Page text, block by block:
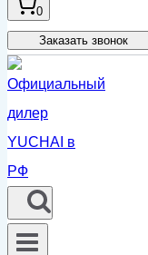
0
Заказать звонок